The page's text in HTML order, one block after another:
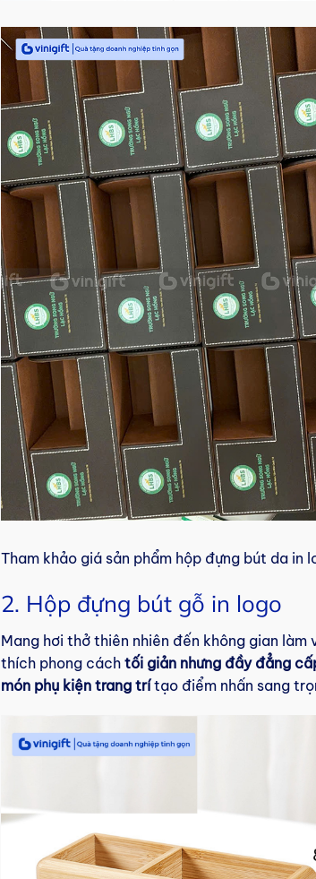
Tham khảo giá sản phẩm hộp đựng bút da in
2. Hộp đựng bút gỗ in logo
Mang hơi thở thiên nhiên đến không gian làm
thích phong cách tối giản nhưng đầy đẳng
món phụ kiện trang trítạo điểm nhấn sang